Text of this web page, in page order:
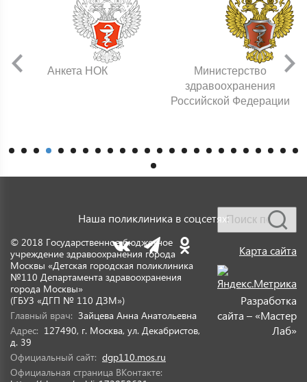
Анкета НОК
Министерство
здравоохранения
Российской Федерации
© 2018 Государственное бюджетное
учреждение здравоохранения города
Москвы «Детская городская поликлиника
№110 Департамента здравоохранения
города Москвы»
(ГБУЗ «ДГП № 110 ДЗМ»)
Главный врач: Зайцева Анна Анатольевна
Адрес: 127490, г. Москва, ул. Декабристов,
д. 39
Официальный сайт: dgp110.mos.ru
Официальная страница ВКонтакте:
Наша поликлиника в соцсетях:
Карта сайта
Разработка
сайта – «Мастер
Лаб»